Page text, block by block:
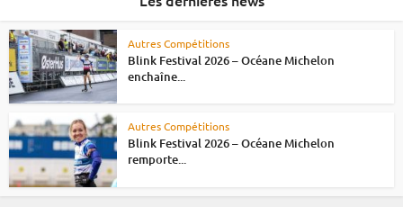
Autres Compétitions
Blink Festival 2026 – Océane Michelon
enchaîne...
Autres Compétitions
Blink Festival 2026 – Océane Michelon
remporte...